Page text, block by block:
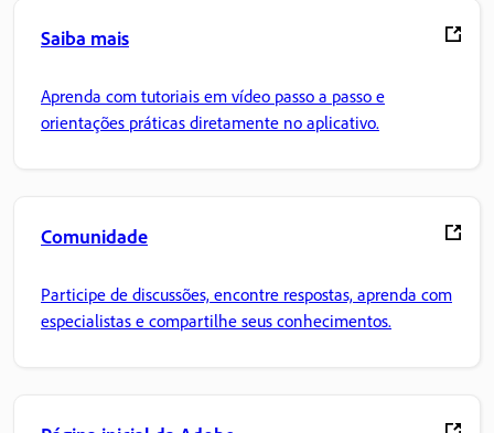
Saiba mais
Aprenda com tutoriais em vídeo passo a passo e
orientações práticas diretamente no aplicativo.
Comunidade
Participe de discussões, encontre respostas, aprenda com
especialistas e compartilhe seus conhecimentos.